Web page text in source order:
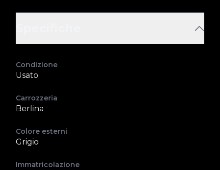
Condizione
Usato
Carrozzeria
Berlina
Colore esterni
Grigio
Immatricolazione